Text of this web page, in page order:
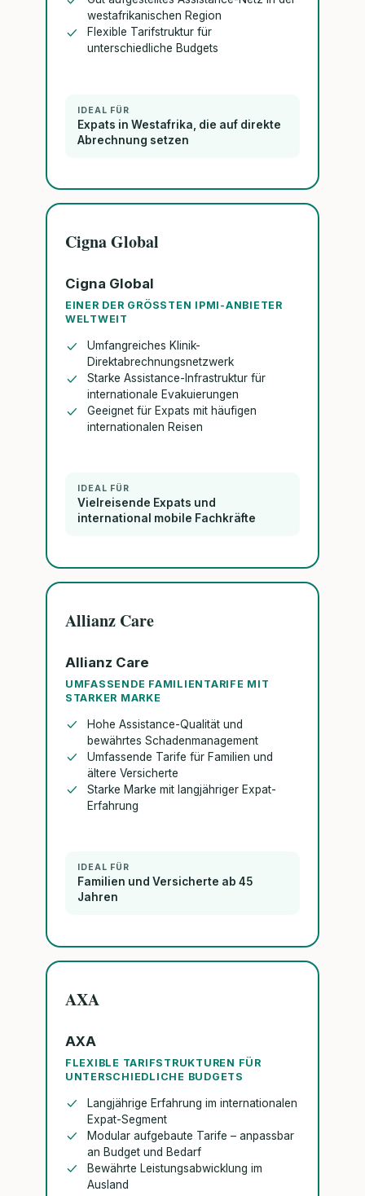
westafrikanischen Region
Flexible Tarifstruktur für
unterschiedliche Budgets
IDEAL FÜR
Expats in Westafrika, die auf direkte
Abrechnung setzen
Cigna Global
Cigna Global
EINER DER GRÖSSTEN IPMI-ANBIETER W
ELTWEIT
Umfangreiches Klinik-
Direktabrechnungsnetzwerk
Starke Assistance-Infrastruktur für
internationale Evakuierungen
Geeignet für Expats mit häufigen
internationalen Reisen
IDEAL FÜR
Vielreisende Expats und
international mobile Fachkräfte
Allianz Care
Allianz Care
UMFASSENDE FAMILIENTARIFE MIT
STARKER MARKE
Hohe Assistance-Qualität und
bewährtes Schadenmanagement
Umfassende Tarife für Familien und
ältere Versicherte
Starke Marke mit langjähriger Expat-
Erfahrung
IDEAL FÜR
Familien und Versicherte ab 45
Jahren
AXA
AXA
FLEXIBLE TARIFSTRUKTUREN FÜR
UNTERSCHIEDLICHE BUDGETS
Langjährige Erfahrung im internationalen
Expat-Segment
Modular aufgebaute Tarife – anpassbar
an Budget und Bedarf
Bewährte Leistungsabwicklung im
Ausland